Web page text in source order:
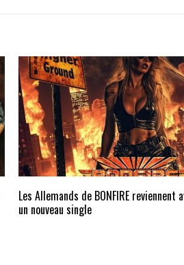
Les Allemands de BONFIRE reviennent
un nouveau single